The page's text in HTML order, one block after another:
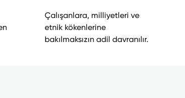
Çalışanlara, milliyetleri ve
etnik kökenlerine
bakılmaksızın adil davranılır.